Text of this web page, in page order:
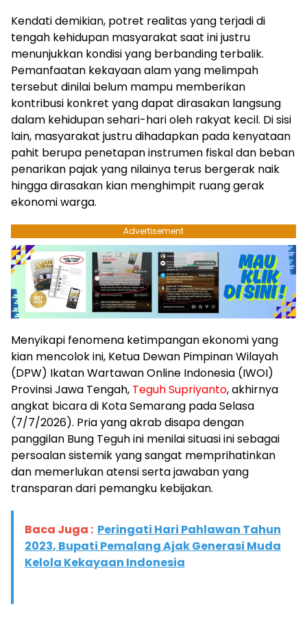
​Kendati demikian, potret realitas yang terjadi di
tengah kehidupan masyarakat saat ini justru
menunjukkan kondisi yang berbanding terbalik.
Pemanfaatan kekayaan alam yang melimpah
tersebut dinilai belum mampu memberikan
kontribusi konkret yang dapat dirasakan langsung
dalam kehidupan sehari-hari oleh rakyat kecil. Di sisi
lain, masyarakat justru dihadapkan pada kenyataan
pahit berupa penetapan instrumen fiskal dan beban
penarikan pajak yang nilainya terus bergerak naik
hingga dirasakan kian menghimpit ruang gerak
ekonomi warga.
Advertisement
​Menyikapi fenomena ketimpangan ekonomi yang
kian mencolok ini, Ketua Dewan Pimpinan Wilayah
(DPW) Ikatan Wartawan Online Indonesia (IWOI)
Provinsi Jawa Tengah, Teguh Supriyanto, akhirnya
angkat bicara di Kota Semarang pada Selasa
(7/7/2026). Pria yang akrab disapa dengan
panggilan Bung Teguh ini menilai situasi ini sebagai
persoalan sistemik yang sangat memprihatinkan
dan memerlukan atensi serta jawaban yang
transparan dari pemangku kebijakan.
Baca Juga : Peringati Hari Pahlawan Tahun
2023, Bupati Pemalang Ajak Generasi Muda
Kelola Kekayaan Indonesia